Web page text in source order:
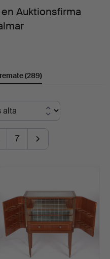
Auktionsfirma
(289)
7